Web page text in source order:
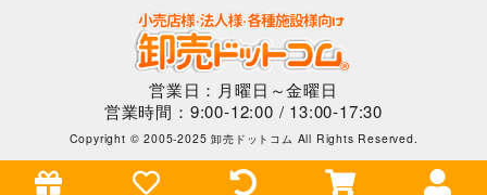
営業日：月曜日～金曜日
営業時間：9:00-12:00 / 13:00-17:30
Copyright © 2005-2025 卸売ドットコム All Rights Reserved.